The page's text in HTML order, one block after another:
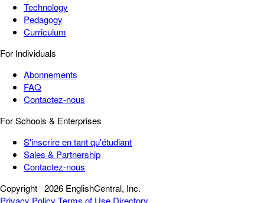
Technology
Pedagogy
Curriculum
For Individuals
Abonnements
FAQ
Contactez-nous
For Schools & Enterprises
S'inscrire en tant qu'étudiant
Sales & Partnership
Contactez-nous
Copyright 2026 EnglishCentral, Inc.